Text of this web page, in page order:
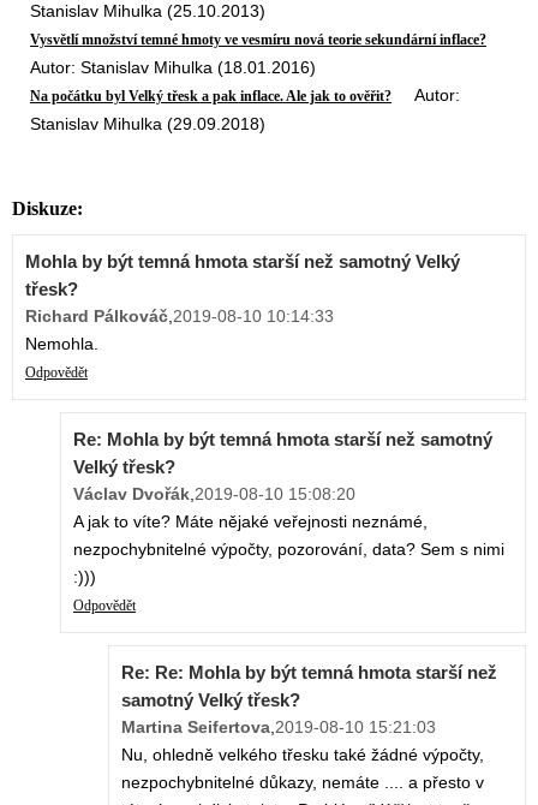
Stanislav Mihulka (25.10.2013)
Vysvětlí množství temné hmoty ve vesmíru nová teorie sekundární inflace?
Autor: Stanislav Mihulka (18.01.2016)
Na počátku byl Velký třesk a pak inflace. Ale jak to ověřit? Autor:
Stanislav Mihulka (29.09.2018)
Diskuze:
Mohla by být temná hmota starší než samotný Velký
třesk?
Richard Pálkováč 2019-08-10 10:14:33
Nemohla.
Odpovědět
Re: Mohla by být temná hmota starší než samotný
Velký třesk?
Václav Dvořák 2019-08-10 15:08:20
A jak to víte? Máte nějaké veřejnosti neznámé,
nezpochybnitelné výpočty, pozorování, data? Sem s nimi
:)))
Odpovědět
Re: Re: Mohla by být temná hmota starší než
samotný Velký třesk?
Martina Seifertova 2019-08-10 15:21:03
Nu, ohledně velkého třesku také žádné výpočty,
nezpochybnitelné důkazy, nemáte .... a přesto v